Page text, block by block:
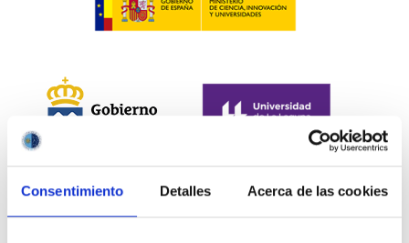
Consentimiento Detalles Acerca de las cookies